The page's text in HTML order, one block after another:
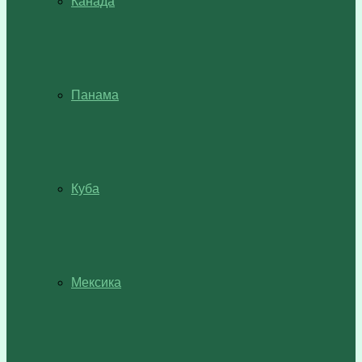
Панама
Куба
Мексика